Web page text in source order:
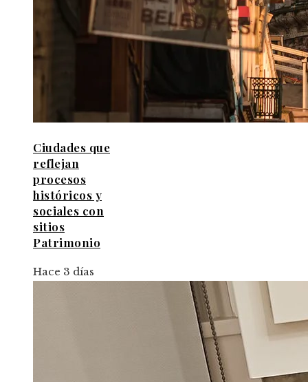
Ciudades que
reflejan
procesos
históricos y
sociales con
sitios
Patrimonio
Hace 3 días